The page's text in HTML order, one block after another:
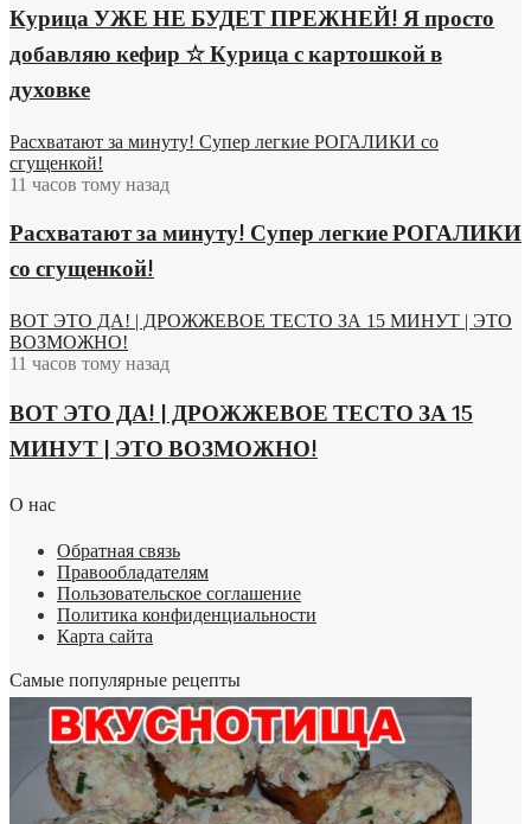
Курица УЖЕ НЕ БУДЕТ ПРЕЖНЕЙ! Я просто
добавляю кефир ☆ Курица с картошкой в
духовке
Расхватают за минуту! Супер легкие РОГАЛИКИ со
сгущенкой!
11 часов тому назад
Расхватают за минуту! Супер легкие РОГАЛИКИ
со сгущенкой!
ВОТ ЭТО ДА! | ДРОЖЖЕВОЕ ТЕСТО ЗА 15 МИНУТ | ЭТО
ВОЗМОЖНО!
11 часов тому назад
ВОТ ЭТО ДА! | ДРОЖЖЕВОЕ ТЕСТО ЗА 15
МИНУТ | ЭТО ВОЗМОЖНО!
О нас
Обратная связь
Правообладателям
Пользовательское соглашение
Политика конфиденциальности
Карта сайта
Самые популярные рецепты